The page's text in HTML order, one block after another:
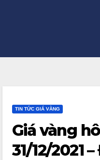
TIN TỨC GIÁ VÀNG
Giá vàng
31/12/2021